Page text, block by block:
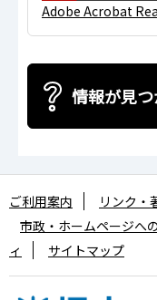
Adobe Acrobat
情報が見
ご利用案内 リンク・
市政・ホームページへ
ィ
サイトマップ